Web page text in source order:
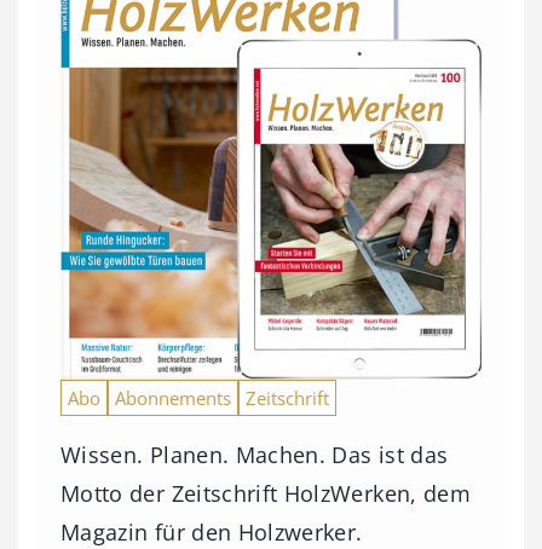
Abo Abonnements Zeitschrift
Wissen. Planen. Machen. Das ist das
Motto der Zeitschrift HolzWerken, dem
Magazin für den Holzwerker.